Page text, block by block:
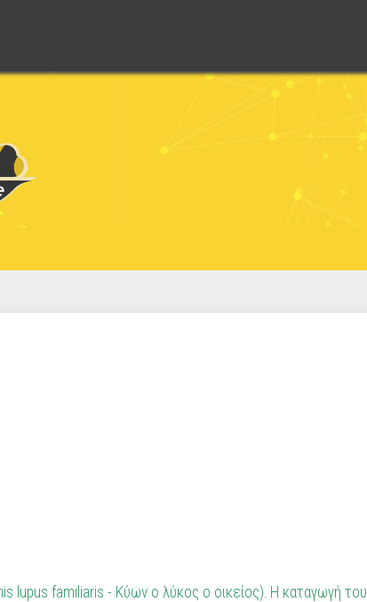
lupus familiaris - Κύων ο λύκος ο οικείος). Η καταγωγή του